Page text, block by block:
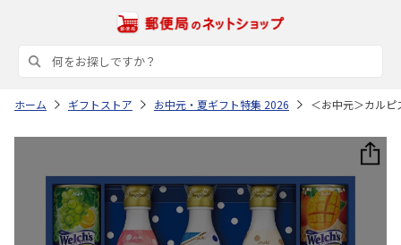
ホーム ギフトストア お中元・夏ギフト特集 2026 ＜お中元＞カル